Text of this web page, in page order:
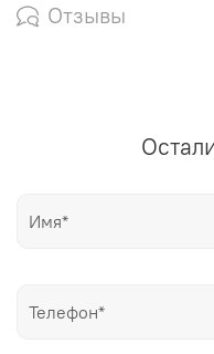
Отзывы